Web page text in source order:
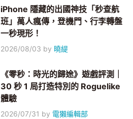
iPhone 隱藏的出國神技「秒查航
班」萬人瘋傳，登機門、行李轉盤
一秒現形！
2026/08/03 by 曉緹
《零秒：時光的歸途》遊戲評測｜
30 秒 1 局打造特別的 Roguelike
體驗
2026/07/31 by 電獺編輯部